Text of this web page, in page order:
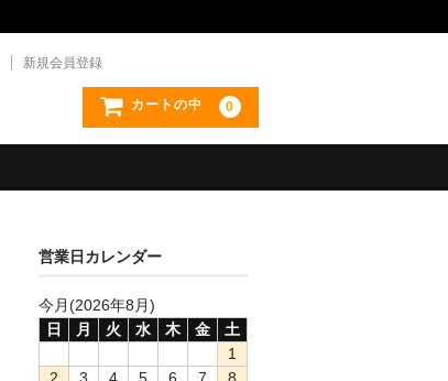
新規会員登録
カートの中 0
営業日カレンダー
今月(2026年8月)
日
月 火 水 木 金
土
1